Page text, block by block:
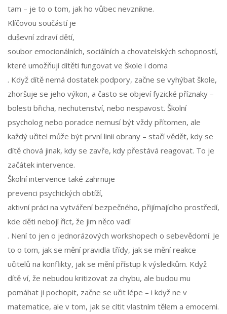
tam – je to o tom, jak ho vůbec nevznikne.
Klíčovou součástí je
duševní zdraví dětí,
soubor emocionálních, sociálních a chovatelských schopností,
které umožňují dítěti fungovat ve škole i doma
. Když dítě nemá dostatek podpory, začne se vyhýbat škole,
zhoršuje se jeho výkon, a často se objeví fyzické příznaky –
bolesti břicha, nechutenství, nebo nespavost. Školní
psycholog nebo poradce nemusí být vždy přítomen, ale
každý učitel může být první linii obrany – stačí vědět, kdy se
dítě chová jinak, kdy se zavře, kdy přestává reagovat. To je
začátek intervence.
Školní intervence také zahrnuje
prevenci psychických obtíží,
aktivní práci na vytváření bezpečného, přijímajícího prostředí,
kde děti nebojí říct, že jim něco vadí
. Není to jen o jednorázových workshopech o sebevědomí. Je
to o tom, jak se mění pravidla třídy, jak se mění reakce
učitelů na konflikty, jak se mění přístup k výsledkům. Když
dítě ví, že nebudou kritizovat za chybu, ale budou mu
pomáhat ji pochopit, začne se učit lépe – i když ne v
matematice, ale v tom, jak se cítit vlastním tělem a emocemi.